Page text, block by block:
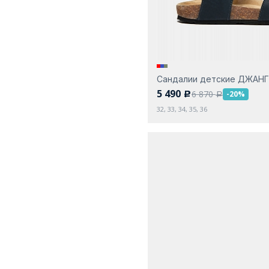
Сандалии детские
5 490 c6 870a -20%
32, 33, 34, 35, 36